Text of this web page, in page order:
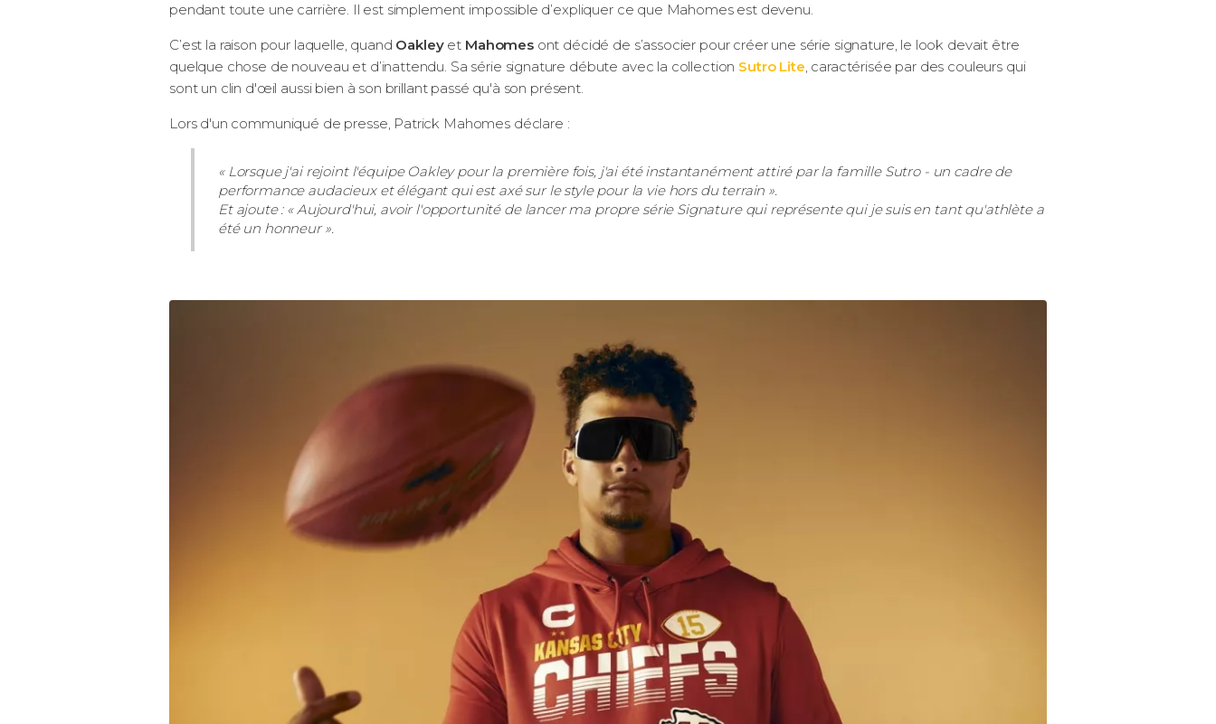
pendant toute une carrière. Il est simplement impossible d’expliquer ce que Mahomes est devenu.
C’est la raison pour laquelle, quand Oakleyet Mahomes ont décidé de s’associer pour créer une série signature, le look devait être
quelque chose de nouveau et d’inattendu. Sa série signature débute avec la collection Sutro Lite, caractérisée par des couleurs qui
sont un clin d'œil aussi bien à son brillant passé qu'à son présent.
Lors d'un communiqué de presse, Patrick Mahomes déclare :
« Lorsque j'ai rejoint l'équipe Oakley pour la première fois, j'ai été instantanément attiré par la famille Sutro - un cadre de
performance audacieux et élégant qui est axé sur le style pour la vie hors du terrain ».
Et ajoute : « Aujourd'hui, avoir l'opportunité de lancer ma propre série Signature qui représente qui je suis en tant qu'athlète a
été un honneur ».